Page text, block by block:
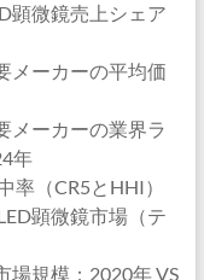
顕微鏡売上シェア
メーカーの平均価
メーカーの業界ラ
年
率（CR5とHHI）
顕微鏡市場（テ
場規模：2020年 VS